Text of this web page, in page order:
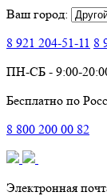
Ваш город:
8 921 204-51-11 8
ПН-СБ - 9:00-
Бесплатно по
8 800 200 00 82
Электронная